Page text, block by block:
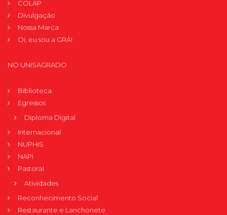
COLAP
Divulgação
Nossa Marca
Oi, eu sou a GRÁ!
NO UNISAGRADO
Biblioteca
Egressos
Diploma Digital
Internacional
NUPHIS
NAPI
Pastoral
Atividades
Reconhecimento Social
Restaurante e Lanchonete